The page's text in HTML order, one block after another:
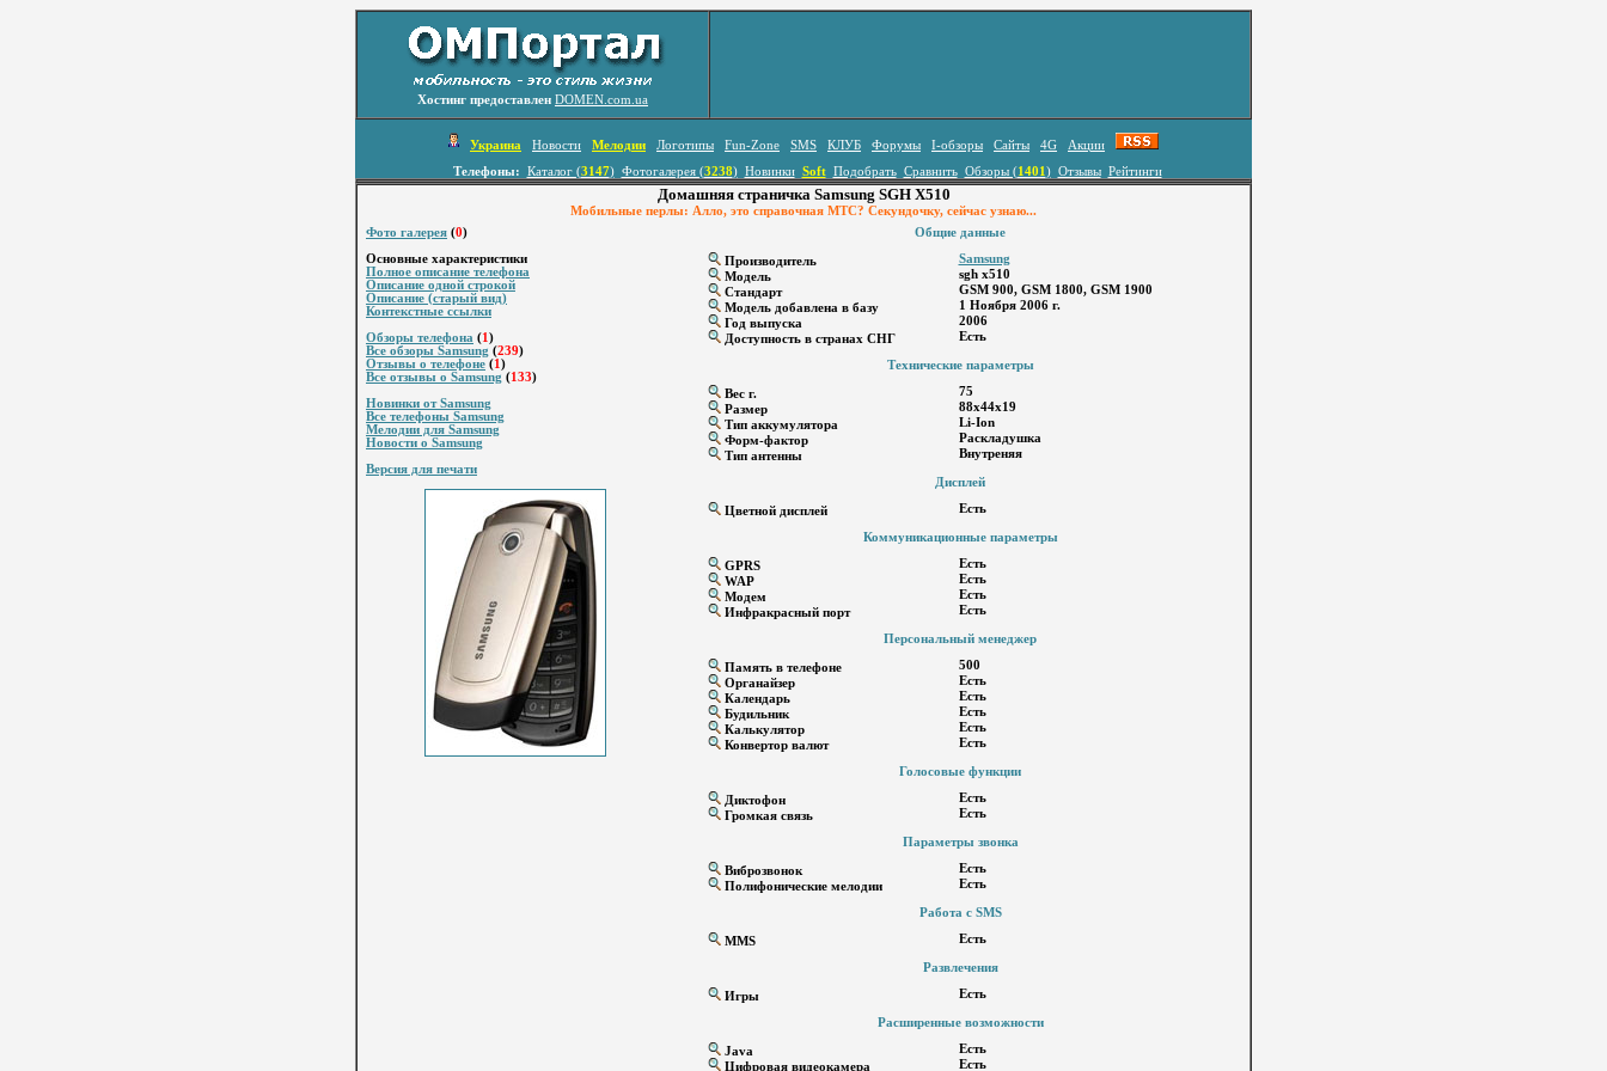
Хостинг предоставлен DOMEN.com.ua
Украина Новости Мелодии Логотипы Fun-Zone SMS КЛУБ Форумы I-обзоры Сайты 4G
Акции
Телефоны:
Каталог (3147) Фотогалерея (3238) Новинки Soft Подобрать Сравнить Обзоры (1401 ) Отзывы Рейтинги
Домашняя страничка Samsung SGH X510
Мобильные перлы: Алло, это справочная МТС? Секундочку, сейчас узнаю...
Фото галерея (0)
Основные характеристики
Полное описание телефона
Описание одной строкой
Описание (старый вид)
Контекстные ссылки
Обзоры телефона (1 )
Все обзоры Samsung (239)
Отзывы о телефоне (1 )
Все отзывы о Samsung (133)
Новинки от Samsung
Все телефоны Samsung
Мелодии для Samsung
Новости о Samsung
Версия для печати
Общие данные
Производитель
Samsung
Модель
sgh x510
Стандарт
GSM 900, GSM 1800, GSM 1900
Модель добавлена в базу
1 Ноября 2006 г.
Год выпуска
2006
Доступность в странах СНГ
Есть
Технические параметры
Вес г.
75
Размер
88x44x19
Тип аккумулятора
Li-Ion
Форм-фактор
Раскладушка
Тип антенны
Внутреняя
Дисплей
Цветной дисплей Есть
Коммуникационные параметры
GPRS
Есть
WAP
Есть
Модем
Есть
Инфракрасный порт
Есть
Персональный менеджер
Память в телефоне
500
Органайзер
Есть
Календарь
Есть
Будильник
Есть
Калькулятор
Есть
Конвертор валют
Есть
Голосовые функции
Диктофон
Есть
Громкая связь
Есть
Параметры звонка
Виброзвонок
Есть
Полифонические мелодии
Есть
Работа с SMS
MMS Есть
Развлечения
Игры Есть
Расширенные возможности
Java
Есть
Цифровая видеокамера
Есть